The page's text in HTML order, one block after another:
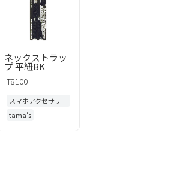
ネックストラッ
プ 平紐BK
T8100
スマホアクセサリー
tama's